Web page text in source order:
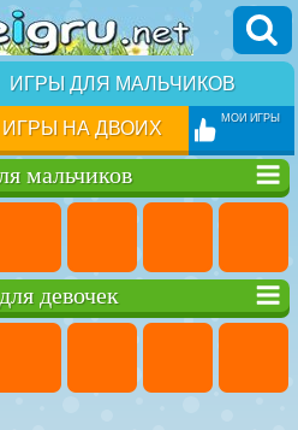
ИГРЫ ДЛЯ МАЛЬЧИКОВ
ИГРЫ НА ДВОИХ МОИ ИГРЫ
мальчиков
девочек